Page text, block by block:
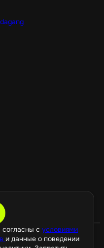
с условиями
и данные о поведении